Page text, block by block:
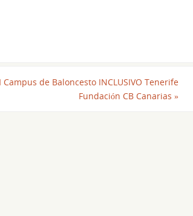
I Campus de Baloncesto INCLUSIVO Tenerife
Fundación CB Canarias »